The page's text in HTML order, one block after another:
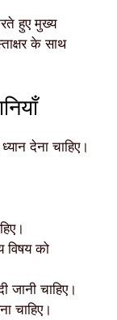
हुए मुख्य
के साथ
देना चाहिए।
विषय को
चाहिए।
चाहिए।